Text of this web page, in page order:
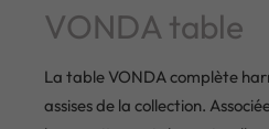
VONDA table
La table VONDA complète
assises de la collection.